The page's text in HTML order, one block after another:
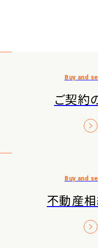
ご契約
不動産